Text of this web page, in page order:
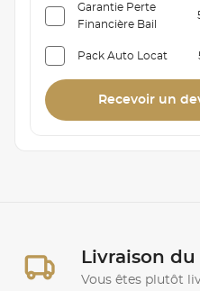
Garantie Perte
Financière Bail
Pack Auto Locat
Recevoir un
Livraison
Vous êtes plutôt